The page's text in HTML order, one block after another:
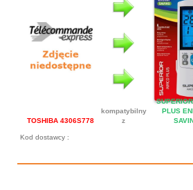
TOSHIBA 4306S778
kompatybilny
z
PLUS
Kod dostawcy :